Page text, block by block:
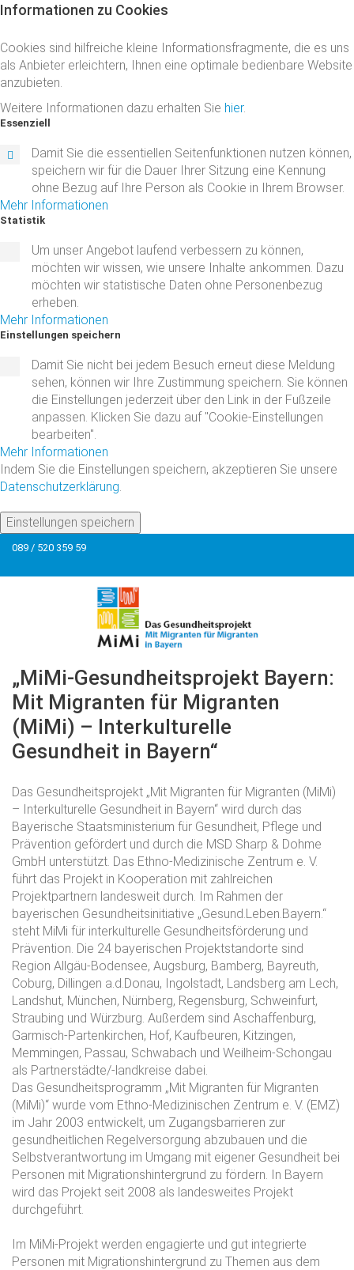
Informationen zu Cookies
Cookies sind hilfreiche kleine Informationsfragmente, die es uns
als Anbieter erleichtern, Ihnen eine optimale bedienbare Website
anzubieten.
Weitere Informationen dazu erhalten Sie hier.
Essenziell
Damit Sie die essentiellen Seitenfunktionen nutzen können,
speichern wir für die Dauer Ihrer Sitzung eine Kennung
ohne Bezug auf Ihre Person als Cookie in Ihrem Browser.
Mehr Informationen
Statistik
Um unser Angebot laufend verbessern zu können,
möchten wir wissen, wie unsere Inhalte ankommen. Dazu
möchten wir statistische Daten ohne Personenbezug
erheben.
Mehr Informationen
Einstellungen speichern
Damit Sie nicht bei jedem Besuch erneut diese Meldung
sehen, können wir Ihre Zustimmung speichern. Sie können
die Einstellungen jederzeit über den Link in der Fußzeile
anpassen. Klicken Sie dazu auf "Cookie-Einstellungen
bearbeiten".
Mehr Informationen
Indem Sie die Einstellungen speichern, akzeptieren Sie unsere
Datenschutzerklärung.
Einstellungen speichern
089 / 520 359 59
„MiMi-Gesundheitsprojekt Bayern:
Mit Migranten für Migranten
(MiMi) – Interkulturelle
Gesundheit in Bayern“
Das Gesundheitsprojekt „Mit Migranten für Migranten (MiMi)
– Interkulturelle Gesundheit in Bayern“ wird durch das
Bayerische Staatsministerium für Gesundheit, Pflege und
Prävention gefördert und durch die MSD Sharp & Dohme
GmbH unterstützt. Das Ethno-Medizinische Zentrum e. V.
führt das Projekt in Kooperation mit zahlreichen
Projektpartnern landesweit durch. Im Rahmen der
bayerischen Gesundheitsinitiative „Gesund.Leben.Bayern.“
steht MiMi für interkulturelle Gesundheitsförderung und
Prävention. Die 24 bayerischen Projektstandorte sind
Region Allgäu-Bodensee, Augsburg, Bamberg, Bayreuth,
Coburg, Dillingen a.d.Donau, Ingolstadt, Landsberg am Lech,
Landshut, München, Nürnberg, Regensburg, Schweinfurt,
Straubing und Würzburg. Außerdem sind Aschaffenburg,
Garmisch-Partenkirchen, Hof, Kaufbeuren, Kitzingen,
Memmingen, Passau, Schwabach und Weilheim-Schongau
als Partnerstädte/-landkreise dabei.
Das Gesundheitsprogramm „Mit Migranten für Migranten
(MiMi)“ wurde vom Ethno-Medizinischen Zentrum e. V. (EMZ)
im Jahr 2003 entwickelt, um Zugangsbarrieren zur
gesundheitlichen Regelversorgung abzubauen und die
Selbstverantwortung im Umgang mit eigener Gesundheit bei
Personen mit Migrationshintergrund zu fördern. In Bayern
wird das Projekt seit 2008 als landesweites Projekt
durchgeführt.
Im MiMi-Projekt werden engagierte und gut integrierte
Personen mit Migrationshintergrund zu Themen aus dem